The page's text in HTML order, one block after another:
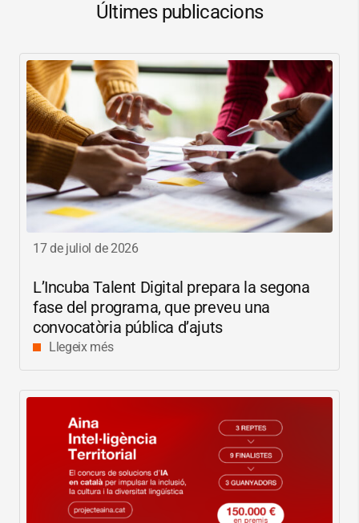
Últimes publicacions
17 de juliol de 2026
L’Incuba Talent Digital prepara la segona
fase del programa, que preveu una
convocatòria pública d’ajuts
Llegeix més